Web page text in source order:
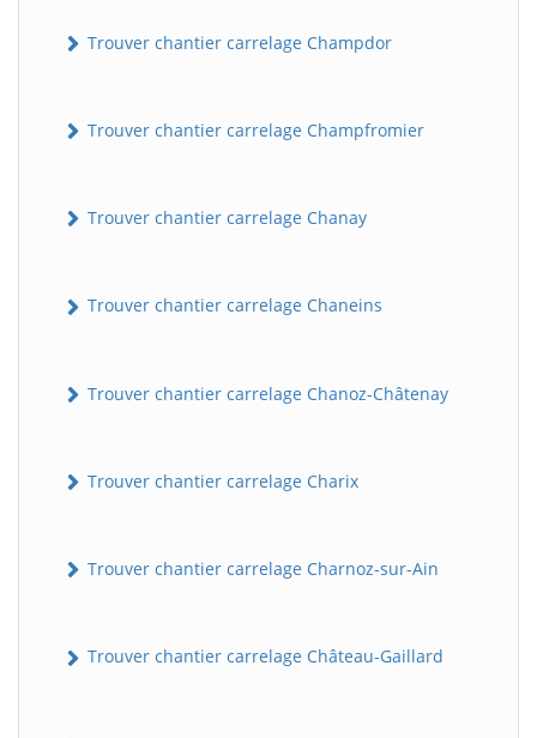
Trouver chantier carrelage Champdor
Trouver chantier carrelage Champfromier
Trouver chantier carrelage Chanay
Trouver chantier carrelage Chaneins
Trouver chantier carrelage Chanoz-Châtenay
Trouver chantier carrelage Charix
Trouver chantier carrelage Charnoz-sur-Ain
Trouver chantier carrelage Château-Gaillard